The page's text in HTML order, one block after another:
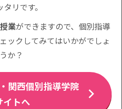
リです。
業ができますので、個別指導
ックしてみてはいかがでしょ
うか？
関西個別指導学院
イトへ